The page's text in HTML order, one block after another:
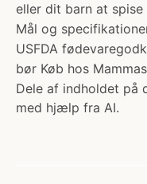
eller dit barn at
Mål og
USFDA
bør Køb hos
Dele af indholdet på
med hjælp fra AI.